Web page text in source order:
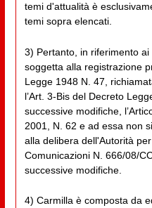
temi d'attualità è
temi sopra elencati.
3) Pertanto, in riferimento
soggetta alla registrazione
Legge 1948 N. 47,
l’Art. 3-Bis del Decreto
successive modifiche,
2001, N. 62 e ad essa non
alla delibera dell'Autorità
Comunicazioni N. 666/08/
successive modifiche.
4) Carmilla è composta da